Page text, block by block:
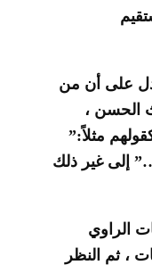
على أن من
الحسن ،
مثلاً:”
” إلى غير ذلك
الراوي
، ثم النظر